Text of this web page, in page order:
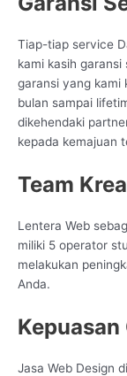
Tiap-tiap service
kami kasih
garansi yang kami
bulan sampai
dikehendaki
kepada kemajuan
Team
Lentera Web
miliki 5 operator
melakukan
Anda.
Jasa Web Design